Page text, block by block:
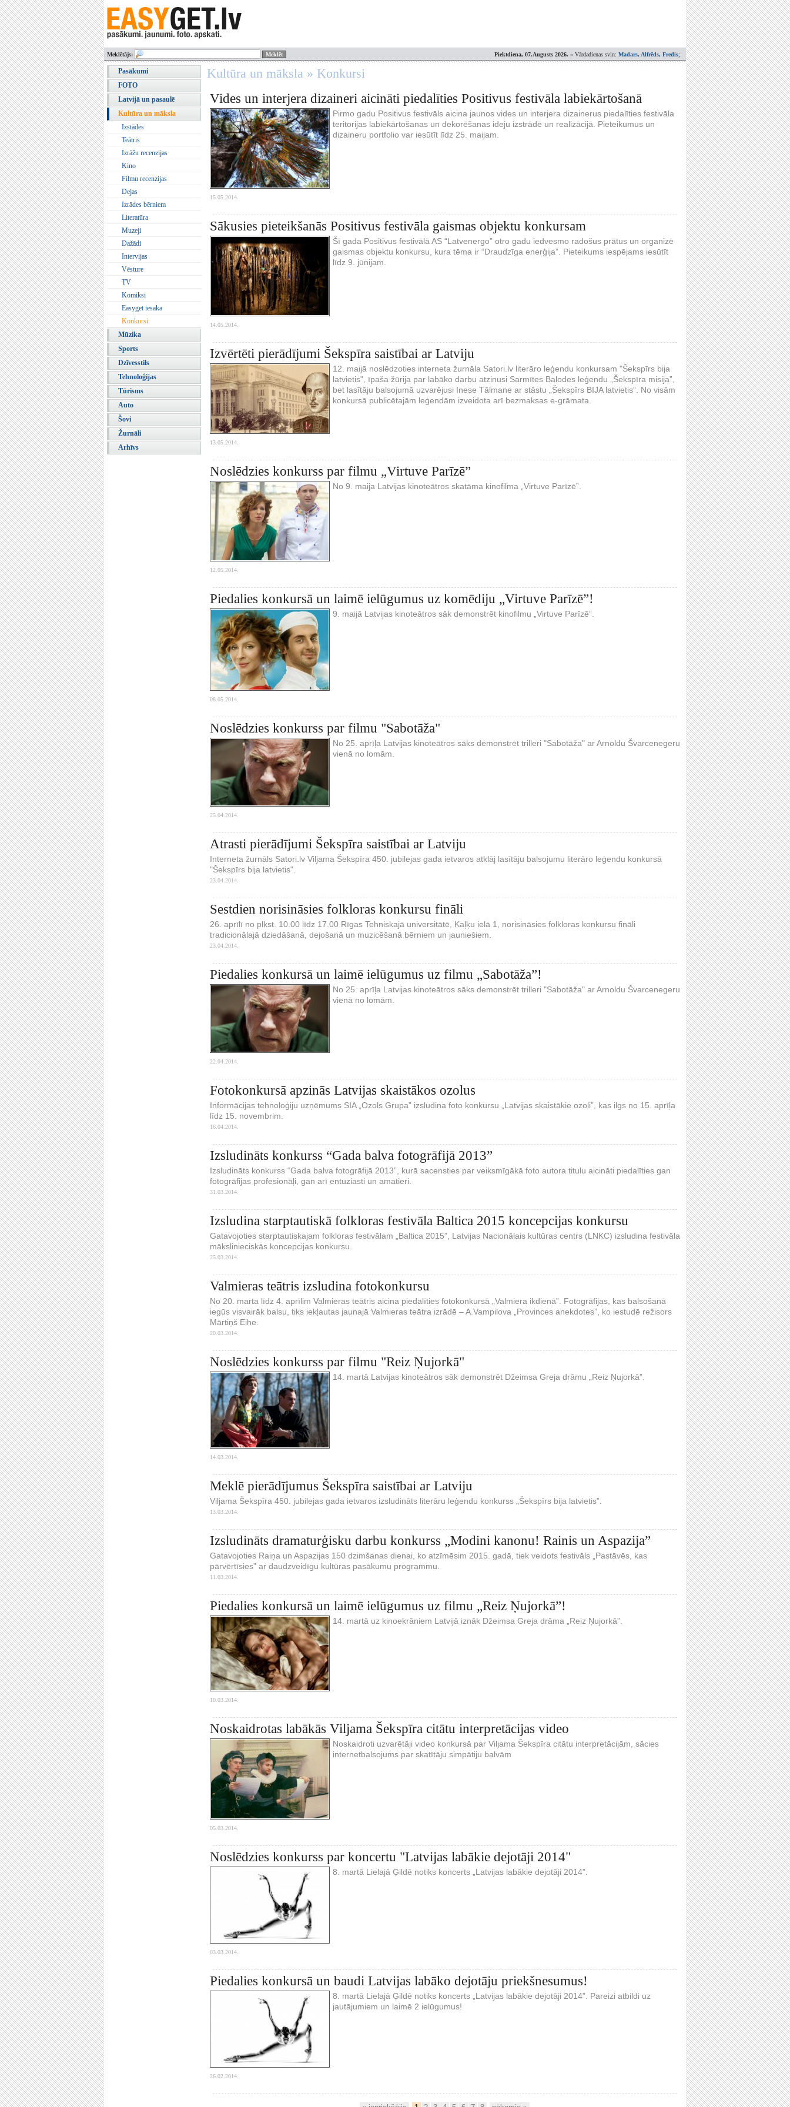
Piektdiena, 07.Augusts 2026. » Vārdadienas svin: Madars, Alfrēds, Fredis;
Meklētājs:
Pasākumi
FOTO
Latvijā un pasaulē
Kultūra un māksla
Izstādes
Teātris
Izrāžu recenzijas
Kino
Filmu recenzijas
Dejas
Izrādes bērniem
Literatūra
Muzeji
Dažādi
Intervijas
Vēsture
TV
Komiksi
Easyget iesaka
Konkursi
Mūzika
Sports
Dzīvesstils
Tehnoloģijas
Tūrisms
Auto
Šovi
Žurnāli
Arhīvs
Kultūra un māksla » Konkursi
Vides un interjera dizaineri aicināti piedalīties Positivus festivāla labiekārtošanā
Pirmo gadu Positivus festivāls aicina jaunos vides un interjera dizainerus piedalīties festivāla
teritorijas labiekārtošanas un dekorēšanas ideju izstrādē un realizācijā. Pieteikumus un
dizaineru portfolio var iesūtīt līdz 25. maijam.
15.05.2014.
Sākusies pieteikšanās Positivus festivāla gaismas objektu konkursam
Šī gada Positivus festivālā AS “Latvenergo” otro gadu iedvesmo radošus prātus un organizē
gaismas objektu konkursu, kura tēma ir “Draudzīga enerģija”. Pieteikums iespējams iesūtīt
līdz 9. jūnijam.
14.05.2014.
Izvērtēti pierādījumi Šekspīra saistībai ar Latviju
12. maijā noslēdzoties interneta žurnāla Satori.lv literāro leģendu konkursam "Šekspīrs bija
latvietis", īpaša žūrija par labāko darbu atzinusi Sarmītes Balodes leģendu „Šekspīra misija”,
bet lasītāju balsojumā uzvarējusi Inese Tālmane ar stāstu „Šekspīrs BIJA latvietis”. No visām
konkursā publicētajām leģendām izveidota arī bezmaksas e-grāmata.
13.05.2014.
Noslēdzies konkurss par filmu „Virtuve Parīzē”
No 9. maija Latvijas kinoteātros skatāma kinofilma „Virtuve Parīzē”.
12.05.2014.
Piedalies konkursā un laimē ielūgumus uz komēdiju „Virtuve Parīzē”!
9. maijā Latvijas kinoteātros sāk demonstrēt kinofilmu „Virtuve Parīzē”.
08.05.2014.
Noslēdzies konkurss par filmu "Sabotāža"
No 25. aprīļa Latvijas kinoteātros sāks demonstrēt trilleri "Sabotāža" ar Arnoldu Švarcenegeru
vienā no lomām.
25.04.2014.
Atrasti pierādījumi Šekspīra saistībai ar Latviju
Interneta žurnāls Satori.lv Viljama Šekspīra 450. jubilejas gada ietvaros atklāj lasītāju balsojumu literāro leģendu konkursā
"Šekspīrs bija latvietis".
23.04.2014.
Sestdien norisināsies folkloras konkursu fināli
26. aprīlī no plkst. 10.00 līdz 17.00 Rīgas Tehniskajā universitātē, Kaļķu ielā 1, norisināsies folkloras konkursu fināli
tradicionālajā dziedāšanā, dejošanā un muzicēšanā bērniem un jauniešiem.
23.04.2014.
Piedalies konkursā un laimē ielūgumus uz filmu „Sabotāža”!
No 25. aprīļa Latvijas kinoteātros sāks demonstrēt trilleri "Sabotāža" ar Arnoldu Švarcenegeru
vienā no lomām.
22.04.2014.
Fotokonkursā apzinās Latvijas skaistākos ozolus
Informācijas tehnoloģiju uzņēmums SIA „Ozols Grupa” izsludina foto konkursu „Latvijas skaistākie ozoli”, kas ilgs no 15. aprīļa
līdz 15. novembrim.
16.04.2014.
Izsludināts konkurss “Gada balva fotogrāfijā 2013”
Izsludināts konkurss “Gada balva fotogrāfijā 2013”, kurā sacensties par veiksmīgākā foto autora titulu aicināti piedalīties gan
fotogrāfijas profesionāļi, gan arī entuziasti un amatieri.
31.03.2014.
Izsludina starptautiskā folkloras festivāla Baltica 2015 koncepcijas konkursu
Gatavojoties starptautiskajam folkloras festivālam „Baltica 2015”, Latvijas Nacionālais kultūras centrs (LNKC) izsludina festivāla
mākslinieciskās koncepcijas konkursu.
25.03.2014.
Valmieras teātris izsludina fotokonkursu
No 20. marta līdz 4. aprīlim Valmieras teātris aicina piedalīties fotokonkursā „Valmiera ikdienā”. Fotogrāfijas, kas balsošanā
iegūs visvairāk balsu, tiks iekļautas jaunajā Valmieras teātra izrādē – A.Vampilova „Provinces anekdotes”, ko iestudē režisors
Mārtiņš Eihe.
20.03.2014.
Noslēdzies konkurss par filmu "Reiz Ņujorkā"
14. martā Latvijas kinoteātros sāk demonstrēt Džeimsa Greja drāmu „Reiz Ņujorkā”.
14.03.2014.
Meklē pierādījumus Šekspīra saistībai ar Latviju
Viljama Šekspīra 450. jubilejas gada ietvaros izsludināts literāru leģendu konkurss „Šekspīrs bija latvietis”.
13.03.2014.
Izsludināts dramaturģisku darbu konkurss „Modini kanonu! Rainis un Aspazija”
Gatavojoties Raiņa un Aspazijas 150 dzimšanas dienai, ko atzīmēsim 2015. gadā, tiek veidots festivāls „Pastāvēs, kas
pārvērtīsies” ar daudzveidīgu kultūras pasākumu programmu.
11.03.2014.
Piedalies konkursā un laimē ielūgumus uz filmu „Reiz Ņujorkā”!
14. martā uz kinoekrāniem Latvijā iznāk Džeimsa Greja drāma „Reiz Ņujorkā”.
10.03.2014.
Noskaidrotas labākās Viljama Šekspīra citātu interpretācijas video
Noskaidroti uzvarētāji video konkursā par Viljama Šekspīra citātu interpretācijām, sācies
internetbalsojums par skatītāju simpātiju balvām
05.03.2014.
Noslēdzies konkurss par koncertu "Latvijas labākie dejotāji 2014"
8. martā Lielajā Ģildē notiks koncerts „Latvijas labākie dejotāji 2014”.
03.03.2014.
Piedalies konkursā un baudi Latvijas labāko dejotāju priekšnesumus!
8. martā Lielajā Ģildē notiks koncerts „Latvijas labākie dejotāji 2014”. Pareizi atbildi uz
jautājumiem un laimē 2 ielūgumus!
26.02.2014.